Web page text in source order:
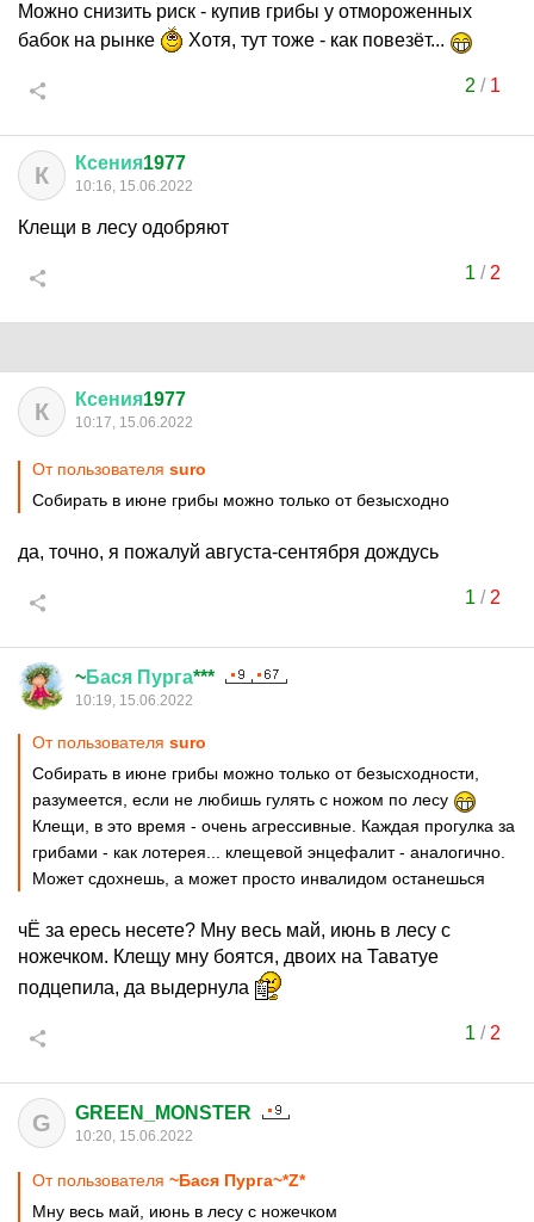
Можно снизить риск - купив грибы у отмороженных
бабок на рынке
Хотя, тут тоже - как повезёт...
2 / 1
К Ксения1977
10:16, 15.06.2022
Клещи в лесу одобряют
1 / 2
К Ксения1977
10:17, 15.06.2022
От пользователя surо
Собирать в июне грибы можно только от безысходно
да, точно, я пожалуй августа-сентября дождусь
1 / 2
~Бася Пурга***
10:19, 15.06.2022
От пользователя surо
Собирать в июне грибы можно только от безысходности,
разумеется, если не любишь гулять с ножом по лесу
Клещи, в это время - очень агрессивные. Каждая прогулка за
грибами - как лотерея... клещевой энцефалит - аналогично.
Может сдохнешь, а может просто инвалидом останешься
чЁ за ересь несете? Мну весь май, июнь в лесу с
ножечком. Клещу мну боятся, двоих на Таватуе
подцепила, да выдернула
1 / 2
G GREEN_MONSTER
10:20, 15.06.2022
От пользователя ~Бася Пурга~*Z*
Мну весь май, июнь в лесу с ножечком